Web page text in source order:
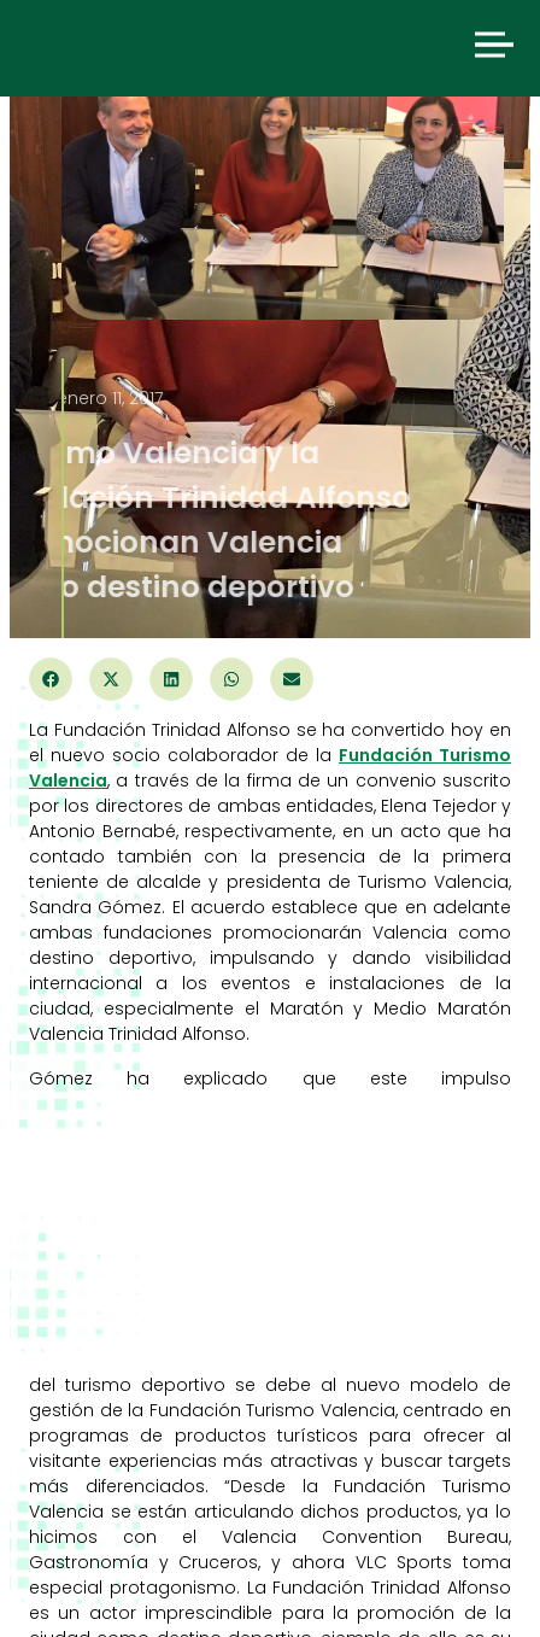
enero 11, 2017
Turismo Valencia y la
Fundación Trinidad Alfonso
promocionan Valencia
como destino deportivo
La Fundación Trinidad Alfonso se ha convertido hoy en
el nuevo socio colaborador de la Fundación Turismo
Valencia, a través de la firma de un convenio suscrito
por los directores de ambas entidades, Elena Tejedor y
Antonio Bernabé, respectivamente, en un acto que ha
contado también con la presencia de la primera
teniente de alcalde y presidenta de Turismo Valencia,
Sandra Gómez. El acuerdo establece que en adelante
ambas fundaciones promocionarán Valencia como
destino deportivo, impulsando y dando visibilidad
internacional a los eventos e instalaciones de la
ciudad, especialmente el Maratón y Medio Maratón
Valencia Trinidad Alfonso.
Gómez ha explicado que este impulso
del turismo deportivo se debe al nuevo modelo de
gestión de la Fundación Turismo Valencia, centrado en
programas de productos turísticos para ofrecer al
visitante experiencias más atractivas y buscar targets
más diferenciados. “Desde la Fundación Turismo
Valencia se están articulando dichos productos, ya lo
hicimos con el Valencia Convention Bureau,
Gastronomía y Cruceros, y ahora VLC Sports toma
especial protagonismo. La Fundación Trinidad Alfonso
es un actor imprescindible para la promoción de la